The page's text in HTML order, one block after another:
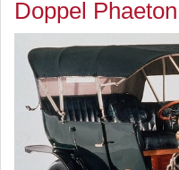
Doppel Phaeton